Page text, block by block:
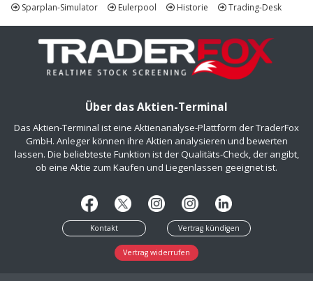
Sparplan-Simulator
Eulerpool Historie Trading-Desk
Über das Aktien-Terminal
Das Aktien-Terminal ist eine Aktienanalyse-Plattform der TraderFox
GmbH. Anleger können ihre Aktien analysieren und bewerten
lassen. Die beliebteste Funktion ist der Qualitäts-Check, der angibt,
ob eine Aktie zum Kaufen und Liegenlassen geeignet ist.
Kontakt Vertrag kündigen
Vertrag widerrufen